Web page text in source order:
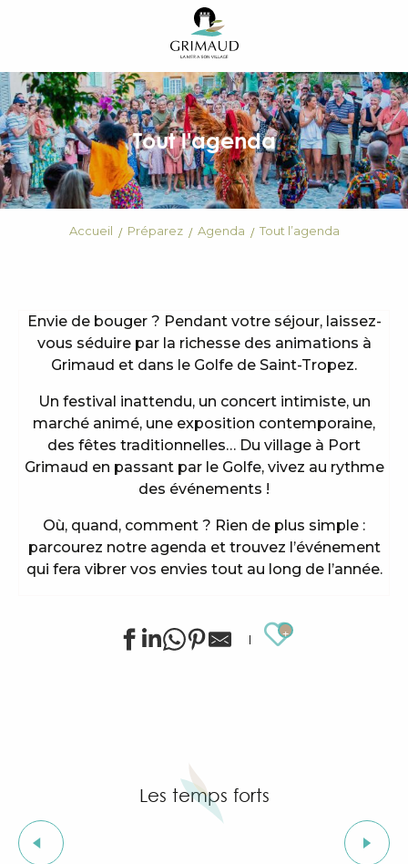
principal
Tout l'agenda
Accueil Préparez Agenda Tout l’agenda
Envie de bouger ? Pendant votre séjour, laissez-
vous séduire par la richesse des animations à
Grimaud et dans le Golfe de Saint-Tropez.
Un festival inattendu, un concert intimiste, un
marché animé, une exposition contemporaine,
des fêtes traditionnelles… Du village à Port
Grimaud en passant par le Golfe, vivez au rythme
des événements !
Où, quand, comment ? Rien de plus simple :
parcourez notre agenda et trouvez l’événement
qui fera vibrer vos envies tout au long de l’année.
Ajouter
"Cartel del Chipo" à l'After Beach
Exposition d'art tribal Gond "Jungle indienne" par
Grimaud Art Urbain - Festival de street art
Visite guidée du village de Grimaud (guide privée)
Exposition "Le château de Grimaud"
Les temps forts
Course de caisses à savon : La Grimobile